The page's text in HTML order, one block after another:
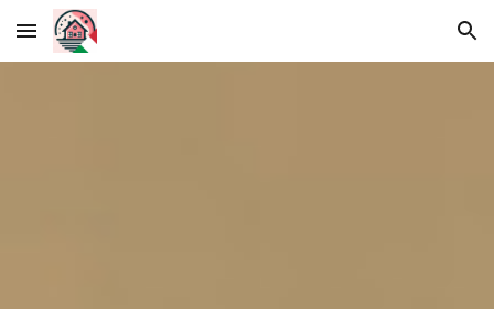
Skip to main content Skip to navigation